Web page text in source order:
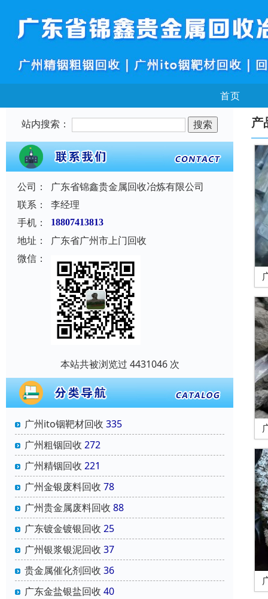
首页
站内搜索：
公司：
广东省锦鑫贵金属回收冶炼有限公司
联系：
李经理
手机：
18807413813
地址：
广东省广州市上门回收
微信：
本站共被浏览过 4431046 次
广州ito铟靶材回收 335
广州粗铟回收 272
广州精铟回收 221
广州金银废料回收 78
广州贵金属废料回收 88
广东镀金镀银回收 25
广州银浆银泥回收 37
贵金属催化剂回收 36
广东金盐银盐回收 40
产